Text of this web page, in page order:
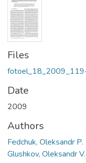
Files
Date
2009
Authors
Fedchuk, Oleksandr P.
Glushkov, Oleksandr V.